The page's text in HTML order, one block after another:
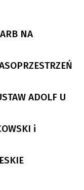
NA
ADOLF U
i